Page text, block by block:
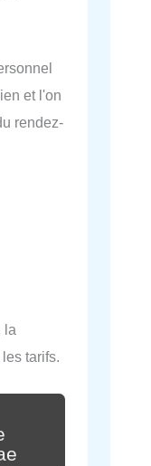
et l'on
rendez-
la
tarifs.